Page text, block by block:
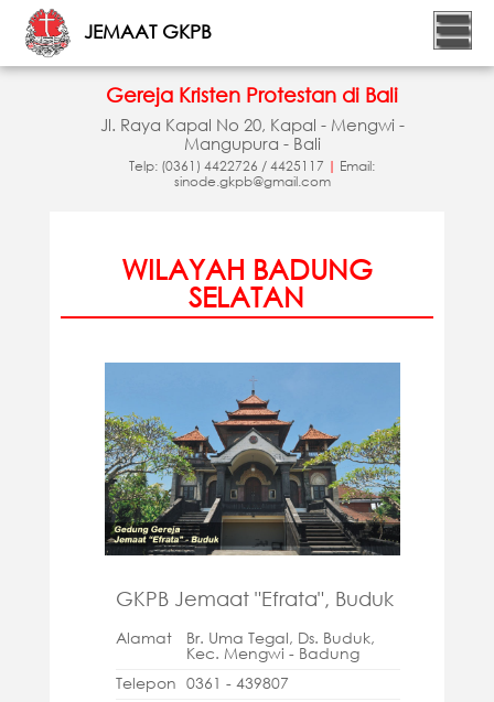
JEMAAT GKPB
Gereja Kristen Protestan di Bali
Jl. Raya Kapal No 20, Kapal - Mengwi -
Mangupura - Bali
Telp: (0361) 4422726 / 4425117 | Email:
sinode.gkpb@gmail.com
WILAYAH BADUNG
SELATAN
GKPB Jemaat "Efrata", Buduk
Alamat
Br. Uma Tegal, Ds. Buduk,
Kec. Mengwi - Badung
Telepon
0361 - 439807